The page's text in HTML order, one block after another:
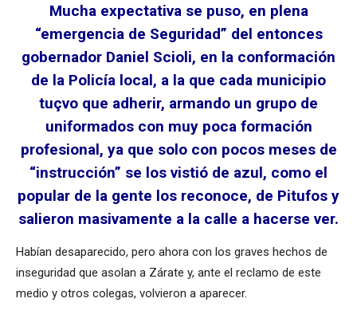
Mucha expectativa se puso, en plena
“emergencia de Seguridad” del entonces
gobernador Daniel Scioli, en la conformación
de la Policía local, a la que cada municipio
tuçvo que adherir, armando un grupo de
uniformados con muy poca formación
profesional, ya que solo con pocos meses de
“instrucción” se los vistió de azul, como el
popular de la gente los reconoce, de Pitufos y
salieron masivamente a la calle a hacerse ver.
Habían desaparecido, pero ahora con los graves hechos de
inseguridad que asolan a Zárate y, ante el reclamo de este
medio y otros colegas, volvieron a aparecer.